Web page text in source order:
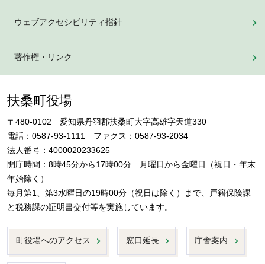
ウェブアクセシビリティ指針
著作権・リンク
扶桑町役場
〒480-0102 愛知県丹羽郡扶桑町大字高雄字天道330
電話：0587-93-1111 ファクス：0587-93-2034
法人番号：4000020233625
開庁時間：8時45分から17時00分 月曜日から金曜日（祝日・年末
年始除く）
毎月第1、第3水曜日の19時00分（祝日は除く）まで、戸籍保険課
と税務課の証明書交付等を実施しています。
町役場へのアクセス 窓口延長 庁舎案内